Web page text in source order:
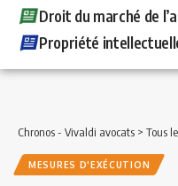
Droit du marché de
Propriété
Chronos - Vivaldi avocats > Tous
MESURES D'EXÉCUTION